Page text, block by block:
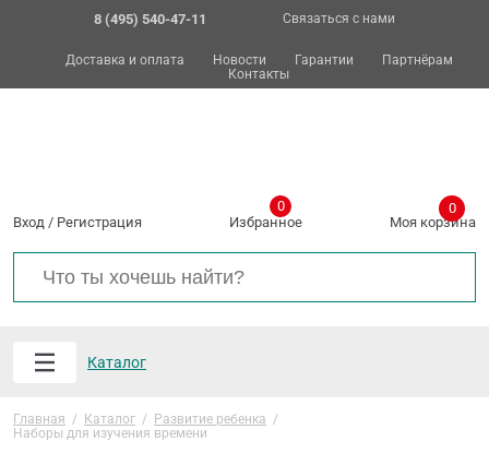
8 (495) 540-47-11 Связаться с нами
Доставка и оплата Новости Гарантии
Партнёрам
Контакты
Вход / Регистрация Избранное
0
Моя корзина
0
Каталог
Главная / Каталог / Развитие ребенка /
Наборы для изучения времени